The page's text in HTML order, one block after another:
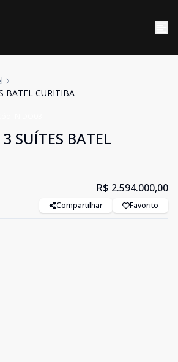
BATEL CURITIBA
SUÍTES BATEL
R$ 2.594.000,00
Compartilhar Favorito